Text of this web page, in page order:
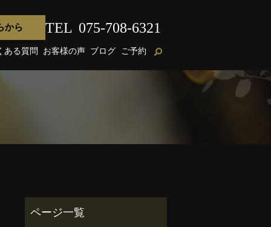
ある質問 お客様の声 ブログ ご予約
から TEL 075-708-6321